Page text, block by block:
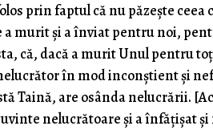
prin faptul că nu păzeşte
a murit şi a înviat pentru noi,
că, dacă a murit Unul pentru
în mod inconştient şi
Taină, are osânda nelucrării.
nelucrătoare şi a înfăţişat